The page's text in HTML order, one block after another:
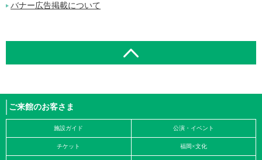
バナー広告掲載について
ご来館のお客さま
施設ガイド 公演・イベント
チケット 福岡×文化